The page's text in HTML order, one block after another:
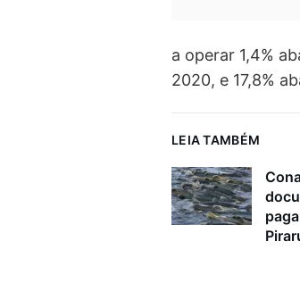
a operar 1,4%
2020, e 17,8%
LEIA TAMBÉM